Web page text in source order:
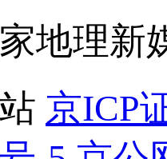
地理新
京ICP